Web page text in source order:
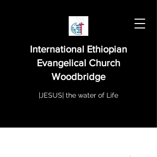
International Ethiopian
Evangelical Church
Woodbridge
|JESUS| the water of Life